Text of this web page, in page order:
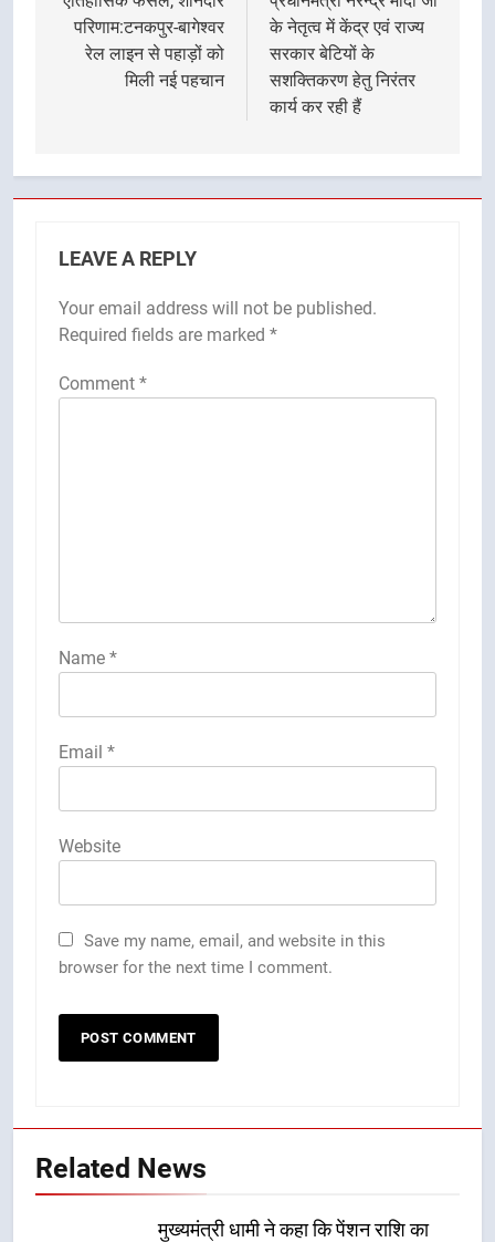
परिणाम:टनकपुर-बागेश्वर
रेल लाइन से पहाड़ों को
मिली नई पहचान
के नेतृत्व में केंद्र एवं राज्य
सरकार बेटियों के
सशक्तिकरण हेतु निरंतर
कार्य कर रही हैं
LEAVE A REPLY
Your email address will not be published.
Required fields are marked *
Comment *
Name *
Email *
Website
Save my name, email, and website in this
browser for the next time I comment.
Related News
मुख्यमंत्री धामी ने कहा कि पेंशन राशि का